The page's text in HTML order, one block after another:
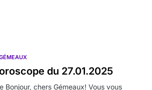
du 27.01.2025
Bonjour, chers Gémeaux! Vous vous